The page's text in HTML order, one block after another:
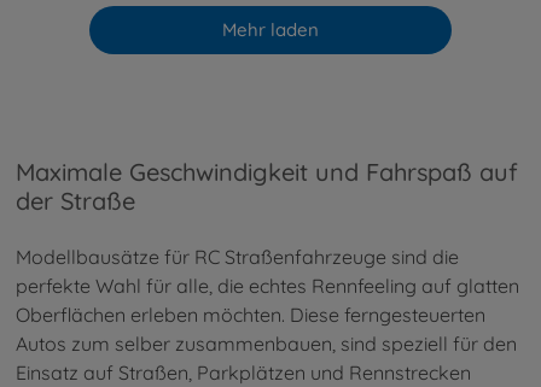
Mehr laden
Maximale Geschwindigkeit und Fahrspaß auf
der Straße
Modellbausätze für RC Straßenfahrzeuge sind die
perfekte Wahl für alle, die echtes Rennfeeling auf glatten
Oberflächen erleben möchten. Diese ferngesteuerten
Autos zum selber zusammenbauen, sind speziell für den
Einsatz auf Straßen, Parkplätzen und Rennstrecken